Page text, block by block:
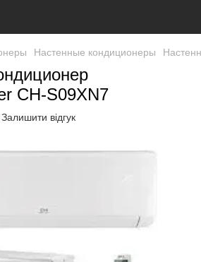
Настенные кондиционеры
CH-S09XN7
Залишити відгук